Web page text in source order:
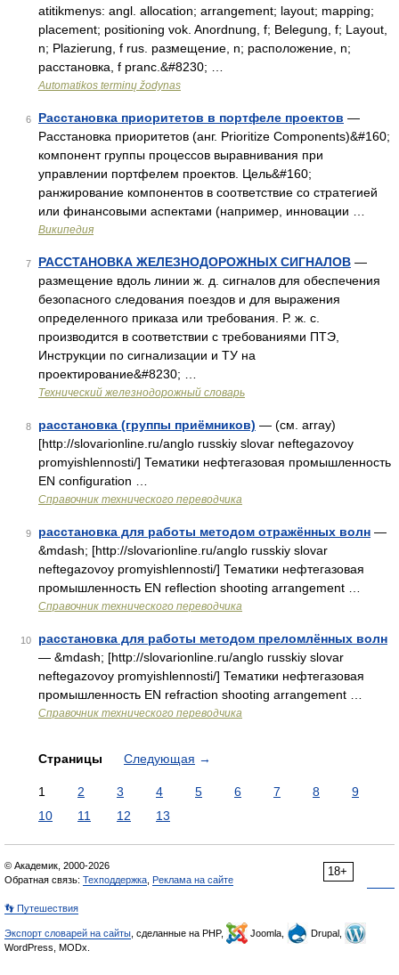
atitikmenys: angl. allocation; arrangement; layout; mapping;
placement; positioning vok. Anordnung, f; Belegung, f; Layout,
n; Plazierung, f rus. размещение, n; расположение, n;
расстановка, f pranc.&#8230; …
Automatikos terminų žodynas
6 Расстановка приоритетов в портфеле проектов —
Расстановка приоритетов (анг. Prioritize Components)&#160;
компонент группы процессов выравнивания при
управлении портфелем проектов. Цель&#160;
ранжирование компонентов в соответствие со стратегией
или финансовыми аспектами (например, инновации …
Википедия
7 РАССТАНОВКА ЖЕЛЕЗНОДОРОЖНЫХ СИГНАЛОВ —
размещение вдоль линии ж. д. сигналов для обеспечения
безопасного следования поездов и для выражения
определенного приказа или требования. Р. ж. с.
производится в соответствии с требованиями ПТЭ,
Инструкции по сигнализации и ТУ на
проектирование&#8230; …
Технический железнодорожный словарь
8 расстановка (группы приёмников) — (см. array)
[http://slovarionline.ru/anglo russkiy slovar neftegazovoy
promyishlennosti/] Тематики нефтегазовая промышленность
EN configuration …
Справочник технического переводчика
9 расстановка для работы методом отражённых волн —
&mdash; [http://slovarionline.ru/anglo russkiy slovar
neftegazovoy promyishlennosti/] Тематики нефтегазовая
промышленность EN reflection shooting arrangement …
Справочник технического переводчика
10
расстановка для работы методом преломлённых волн
— &mdash; [http://slovarionline.ru/anglo russkiy slovar
neftegazovoy promyishlennosti/] Тематики нефтегазовая
промышленность EN refraction shooting arrangement …
Справочник технического переводчика
Страницы Следующая →
1 2 3 4 5 6 7 8
9
10
11 12 13
18+
© Академик, 2000-2026
Обратная связь: Техподдержка Реклама на сайте
👣 Путешествия
Экспорт словарей на сайты , сделанные на PHP, Joomla,
Drupal,
WordPress, MODx.